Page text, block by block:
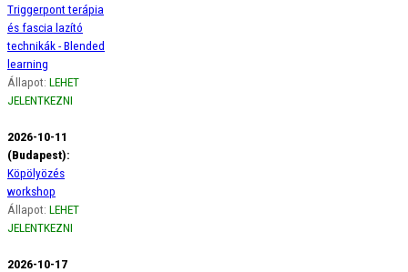
Triggerpont terápia
és fascia lazító
technikák - Blended
learning
Állapot: LEHET
JELENTKEZNI
2026-10-11
(Budapest):
Köpölyözés
workshop
Állapot: LEHET
JELENTKEZNI
2026-10-17